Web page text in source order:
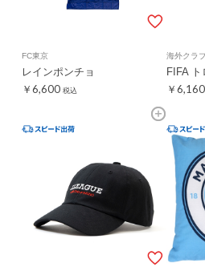
FC東京
レインポンチョ
￥6,600 税込
海外クラ
FIFA
￥6,160